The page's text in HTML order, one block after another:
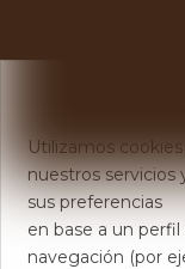
Utilizamos
nuestros servicios
sus preferencias
en base a un
navegación (por